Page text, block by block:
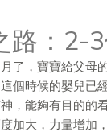
路：2-
了，寶寶給父母
個時候的嬰兒已
，能夠有目的的
加大，力量增加